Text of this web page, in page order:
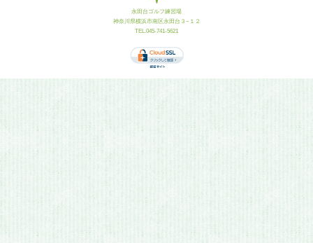
永田台ゴルフ練習場
神奈川県横浜市南区永田台３−１２
TEL.045-741-5621